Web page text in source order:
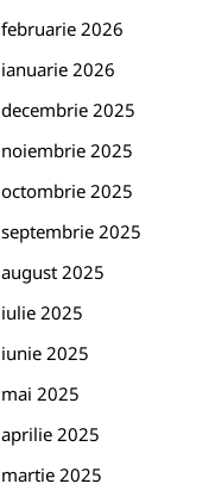
februarie 2026
ianuarie 2026
decembrie 2025
noiembrie 2025
octombrie 2025
septembrie 2025
august 2025
iulie 2025
iunie 2025
mai 2025
aprilie 2025
martie 2025